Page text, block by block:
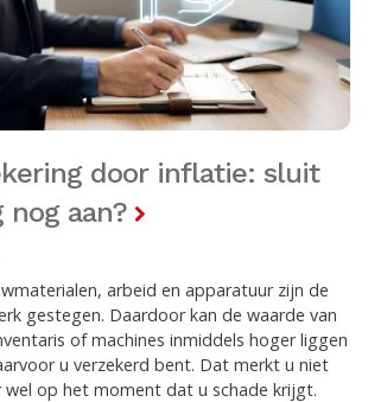
door inflatie: sluit
aan?
arbeid en apparatuur zijn de
gestegen. Daardoor kan de waarde van
of machines inmiddels hoger liggen
u verzekerd bent. Dat merkt u niet
wel op het moment dat u schade krijgt.